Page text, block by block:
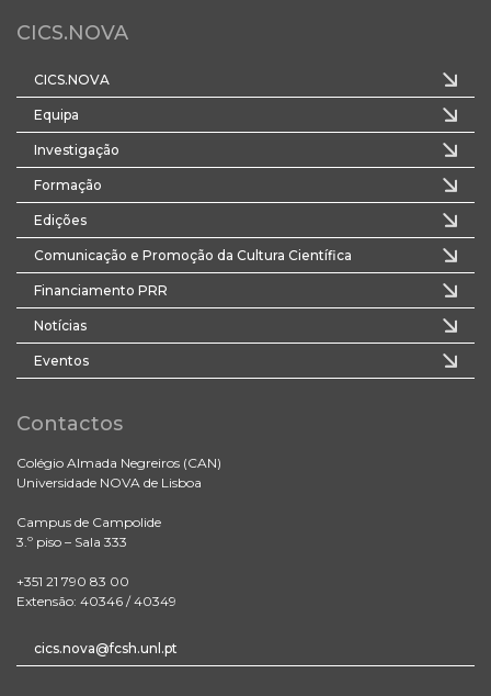
CICS.NOVA
CICS.NOVA
Equipa
Investigação
Formação
Edições
Comunicação e Promoção da Cultura Científica
Financiamento PRR
Notícias
Eventos
Contactos
Colégio Almada Negreiros (CAN)
Universidade NOVA de Lisboa
Campus de Campolide
3.º piso – Sala 333
+351 21 790 83 00
Extensão: 40346 / 40349
cics.nova@fcsh.unl.pt